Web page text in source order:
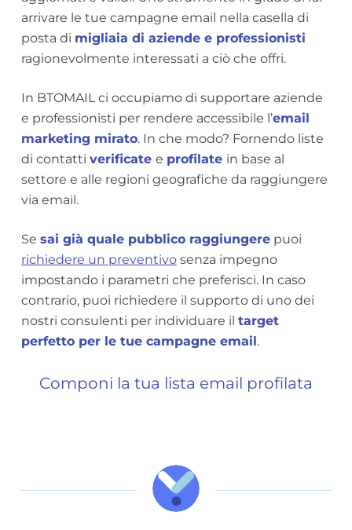
arrivare le tue campagne email nella casella di
posta di migliaia di aziende e professionisti
ragionevolmente interessati a ciò che offri.
In BTOMAIL ci occupiamo di supportare aziende
e professionisti per rendere accessibile l’email
marketing mirato. In che modo? Fornendo liste
di contatti verificate e profilate in base al
settore e alle regioni geografiche da raggiungere
via email.
Se sai già quale pubblico raggiungerepuoi
richiedere un preventivosenza impegno
impostando i parametri che preferisci. In caso
contrario, puoi richiedere il supporto di uno dei
nostri consulenti per individuare il target
perfetto per le tue campagne email.
Componi la tua lista email profilata